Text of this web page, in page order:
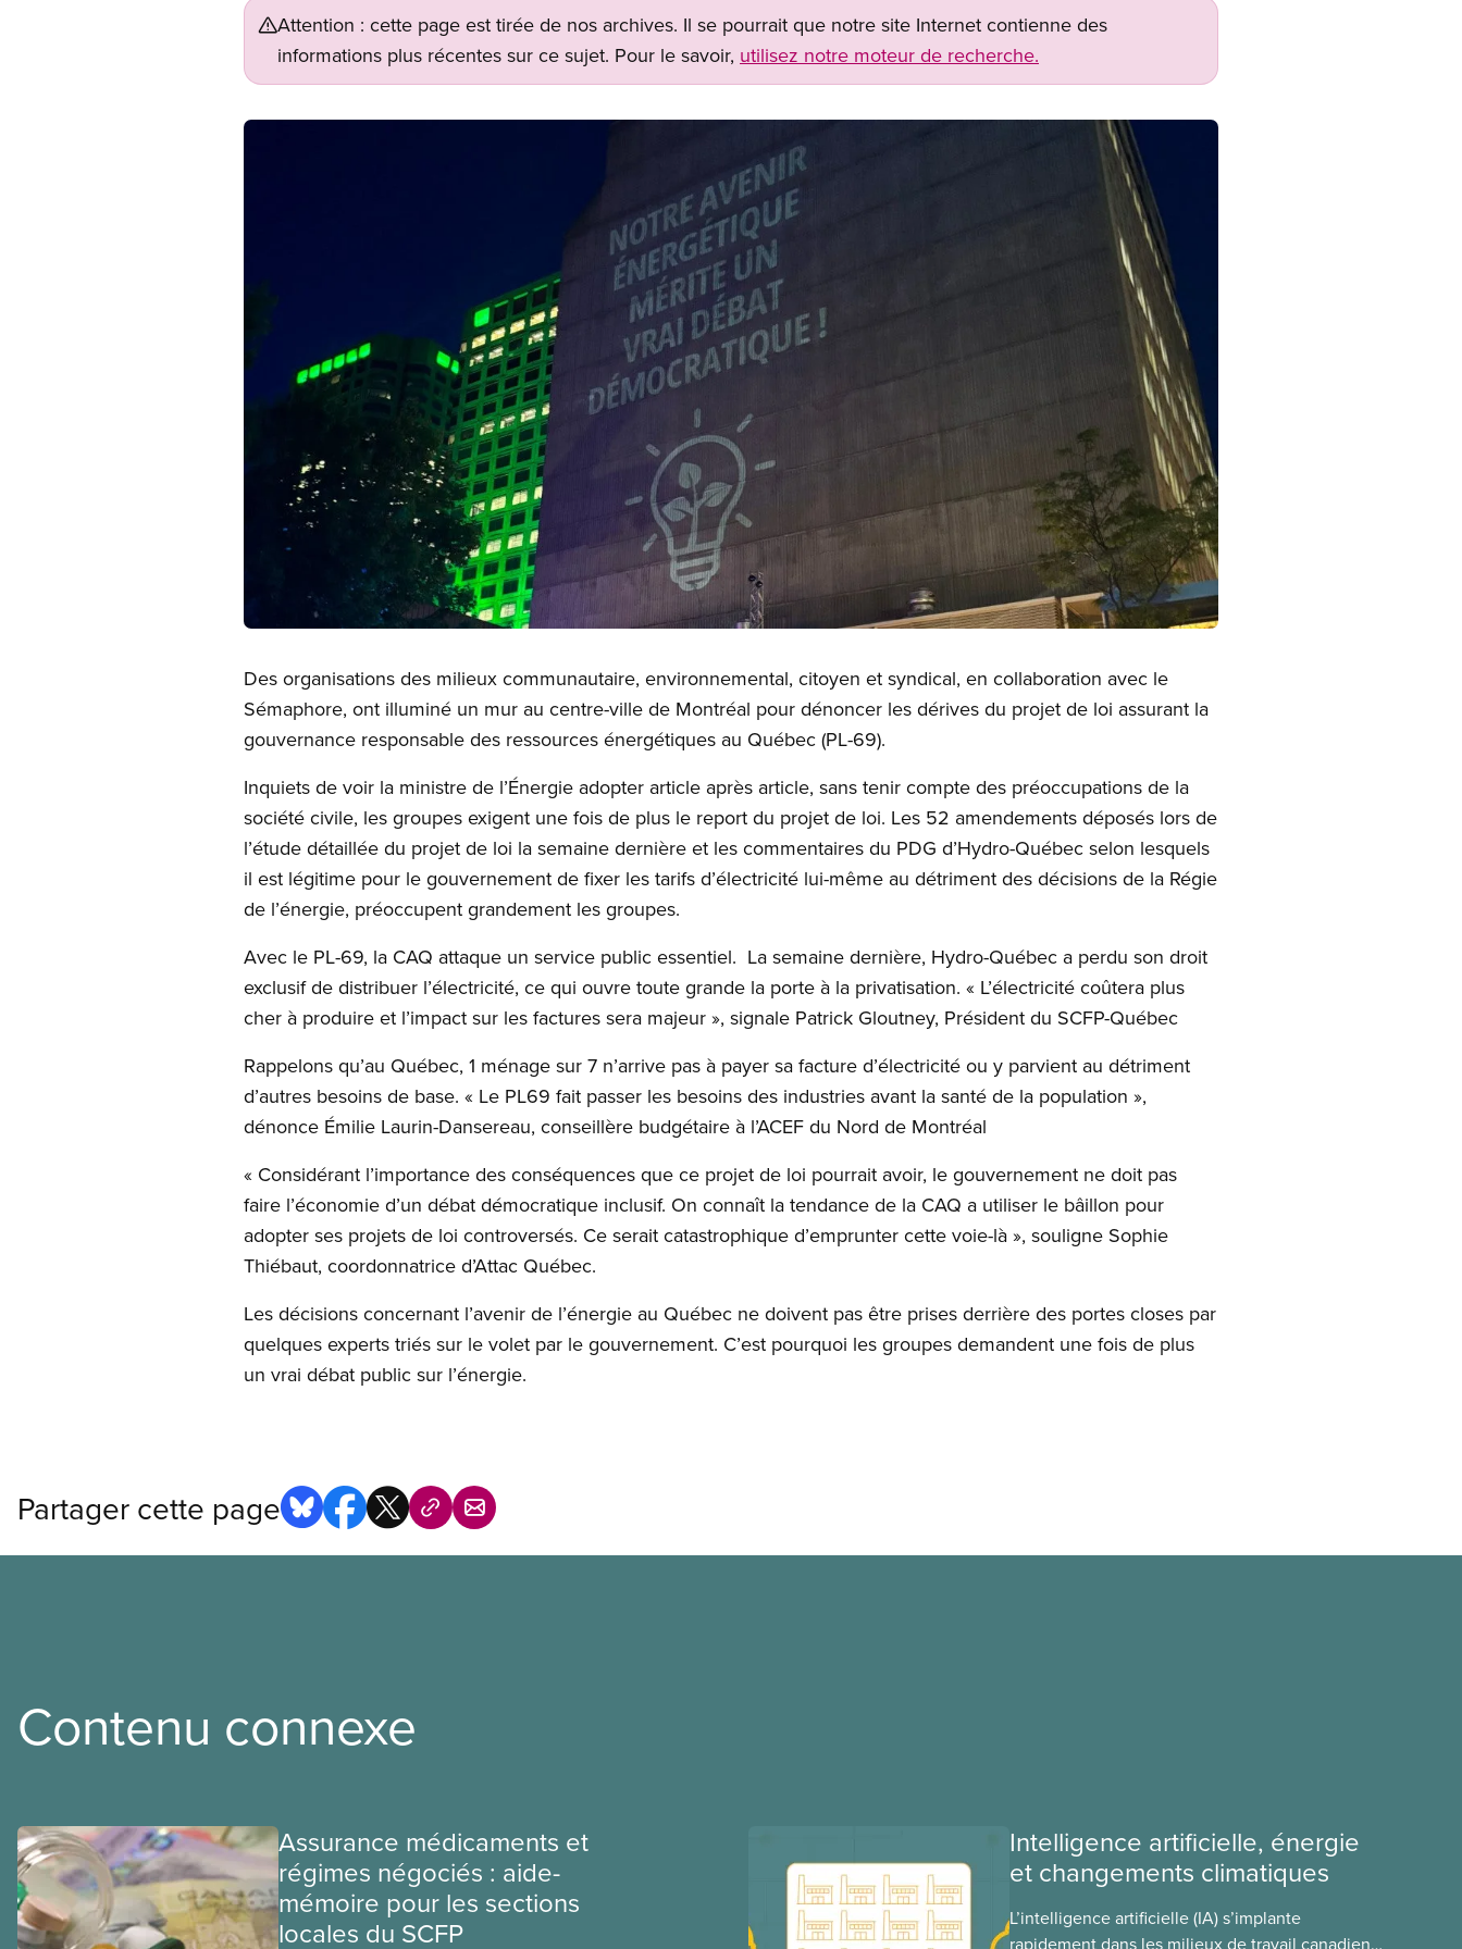
Attention : cette page est tirée de nos archives. Il se pourrait que notre site Internet contienne des
informations plus récentes sur ce sujet. Pour le savoir, utilisez notre moteur de recherche.
Image
Des organisations des milieux communautaire, environnemental, citoyen et syndical, en collaboration avec le
Sémaphore, ont illuminé un mur au centre-ville de Montréal pour dénoncer les dérives du projet de loi assurant la
gouvernance responsable des ressources énergétiques au Québec (PL-69).
Inquiets de voir la ministre de l’Énergie adopter article après article, sans tenir compte des préoccupations de la
société civile, les groupes exigent une fois de plus le report du projet de loi. Les 52 amendements déposés lors de
l’étude détaillée du projet de loi la semaine dernière et les commentaires du PDG d’Hydro-Québec selon lesquels
il est légitime pour le gouvernement de fixer les tarifs d’électricité lui-même au détriment des décisions de la Régie
de l’énergie, préoccupent grandement les groupes.
Avec le PL-69, la CAQ attaque un service public essentiel. La semaine dernière, Hydro-Québec a perdu son droit
exclusif de distribuer l’électricité, ce qui ouvre toute grande la porte à la privatisation. « L’électricité coûtera plus
cher à produire et l’impact sur les factures sera majeur », signale Patrick Gloutney, Président du SCFP-Québec
Rappelons qu’au Québec, 1 ménage sur 7 n’arrive pas à payer sa facture d’électricité ou y parvient au détriment
d’autres besoins de base. « Le PL69 fait passer les besoins des industries avant la santé de la population »,
dénonce Émilie Laurin-Dansereau, conseillère budgétaire à l’ACEF du Nord de Montréal
« Considérant l’importance des conséquences que ce projet de loi pourrait avoir, le gouvernement ne doit pas
faire l’économie d’un débat démocratique inclusif. On connaît la tendance de la CAQ a utiliser le bâillon pour
adopter ses projets de loi controversés. Ce serait catastrophique d’emprunter cette voie-là », souligne Sophie
Thiébaut, coordonnatrice d’Attac Québec.
Les décisions concernant l’avenir de l’énergie au Québec ne doivent pas être prises derrière des portes closes par
quelques experts triés sur le volet par le gouvernement. C’est pourquoi les groupes demandent une fois de plus
un vrai débat public sur l’énergie.
Partager cette page
Contenu connexe
Assurance médicaments et
régimes négociés : aide-
mémoire pour les sections
locales du SCFP
Intelligence artificielle, énergie
et changements climatiques
L’intelligence artificielle (IA) s’implante
rapidement dans les milieux de travail canadiens,